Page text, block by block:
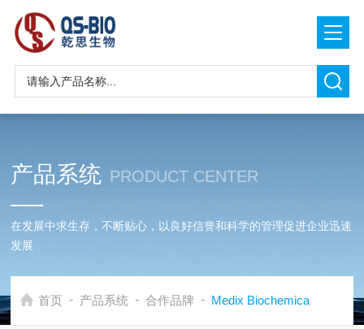
产品系统 PRODUCT CENTER
在发展中求生存，不断贴心，以良好信誉和科学的管理促进企业迅速
发展
首页 - 产品系统 - 合作品牌 - Medix Biochemica